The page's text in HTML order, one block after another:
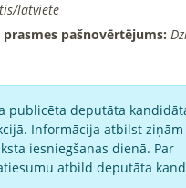
latviete
prasmes pašnovērtējums:
publicēta deputāta
Informācija atbilst ziņām
iesniegšanas dienā. Par
atbild deputāta